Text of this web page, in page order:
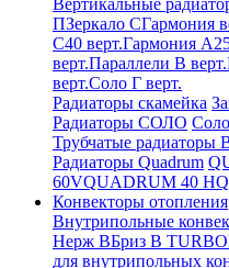
Вертикальные
ПЗеркало СГармония
С40 верт.Гармония
верт.Параллели В верт.
верт.Соло Г верт.
Радиаторы скамейка
Радиаторы СОЛО
Трубчатые радиаторы
Радиаторы Quadrum
60VQUADRUM 40 H
Конвекторы отопления
Внутрипольные
Нерж ВБриз В TURBO
для внутрипольных